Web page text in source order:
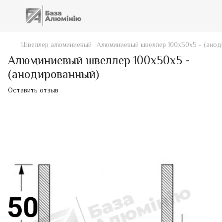
Швеллер алюминиевый Алюминиевый швеллер 100х50х5 -
Алюминиевый швеллер 100х50х5 -
(анодированный)
Оставить отзыв